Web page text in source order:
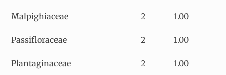
Malpighiaceae 2 1.00
Passifloraceae 2 1.00
Plantaginaceae 2 1.00